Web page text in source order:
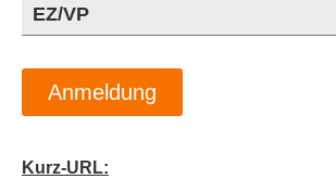
EZ/VP
Anmeldung
Kurz-URL: